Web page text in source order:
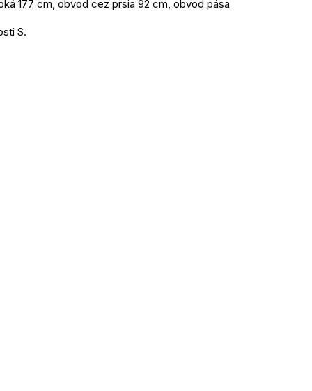
177 cm, obvod cez prsia 92 cm, obvod pása
S.